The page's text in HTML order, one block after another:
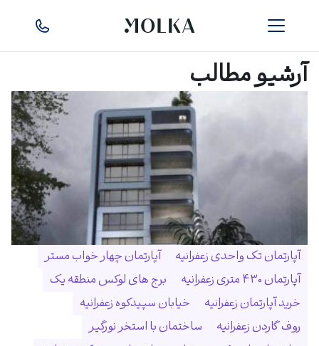
آرشیو مطالب
آپارتمان تک واحدی زعفرانیه
آپارتمان چهار خواب مستر
آپارتمان ۴۳۰ متری زعفرانیه
برج های لوکس منطقه یک
خرید آپارتمان زعفرانیه
خیابان سپیدکوه زعفرانیه
روف گاردن زعفرانیه
ساختمان با استخر نورگیر